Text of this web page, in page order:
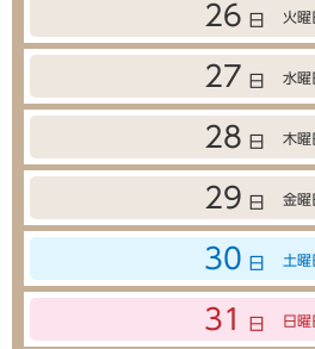
26 日 火曜
27 日 水曜
28 日 木曜
29 日 金曜
30 日 土曜
31 日 日曜